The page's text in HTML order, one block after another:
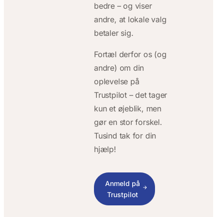
bedre – og viser
andre, at lokale valg
betaler sig.
Fortæl derfor os (og
andre) om din
oplevelse på
Trustpilot – det tager
kun et øjeblik, men
gør en stor forskel.
Tusind tak for din
hjælp!
Anmeld på
Trustpilot